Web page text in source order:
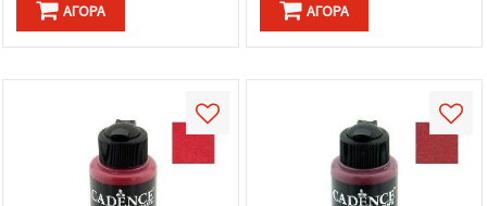
ΑΓΟΡΆ ΑΓΟΡΆ